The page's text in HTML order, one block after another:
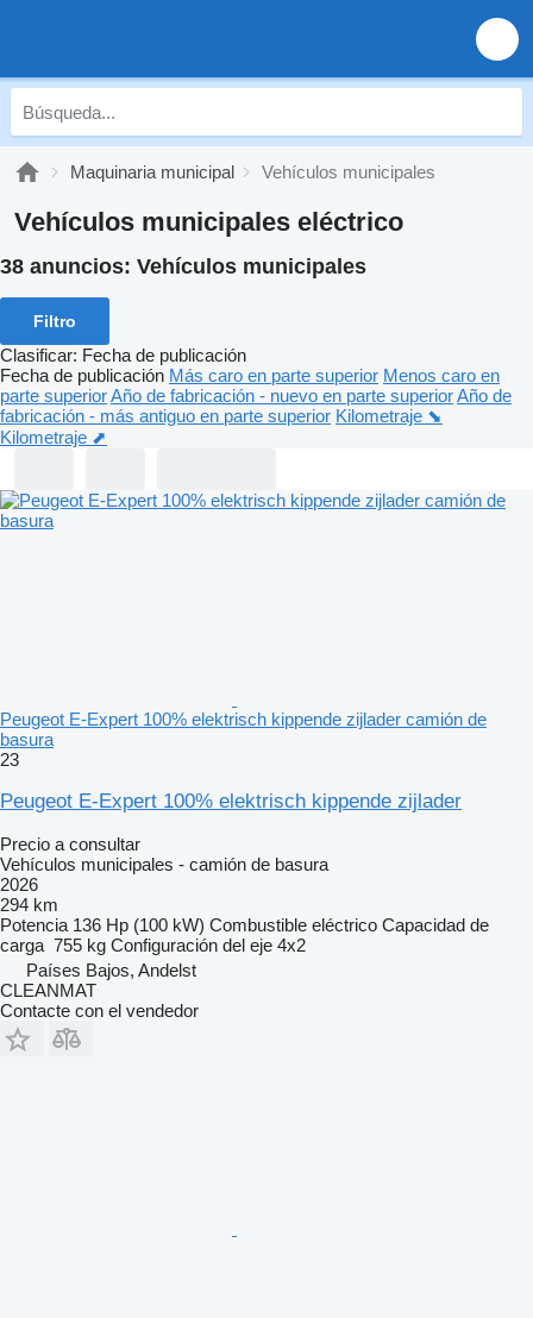
Maquinaria municipal Vehículos municipales
Vehículos municipales eléctrico
38 anuncios: Vehículos municipales
Filtro
Clasificar: Fecha de publicación
Fecha de publicación Más caro en parte superior Menos caro en
parte superiorAño de fabricación - nuevo en parte superiorAño de
fabricación - más antiguo en parte superior Kilometraje ⬊
Kilometraje ⬈
Peugeot E-Expert 100% elektrisch kippende zijlader camión de
basura
23
Peugeot E-Expert 100% elektrisch kippende zijlader
Precio a consultar
Vehículos municipales - camión de basura
2026
294 km
Potencia 136 Hp (100 kW) Combustible eléctrico Capacidad de
carga 755 kg Configuración del eje 4x2
Países Bajos, Andelst
CLEANMAT
Contacte con el vendedor